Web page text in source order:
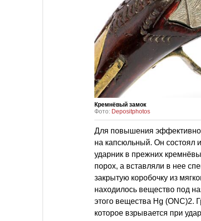
Кремнёвый замок
Фото: Depositphotos
Для повышения
на капсюльный. Он состоял
ударник в прежних
порох, а вставляли в нее
закрытую коробочку из
находилось вещество под
этого вещества Hg (ONC)2.
которое взрывается при